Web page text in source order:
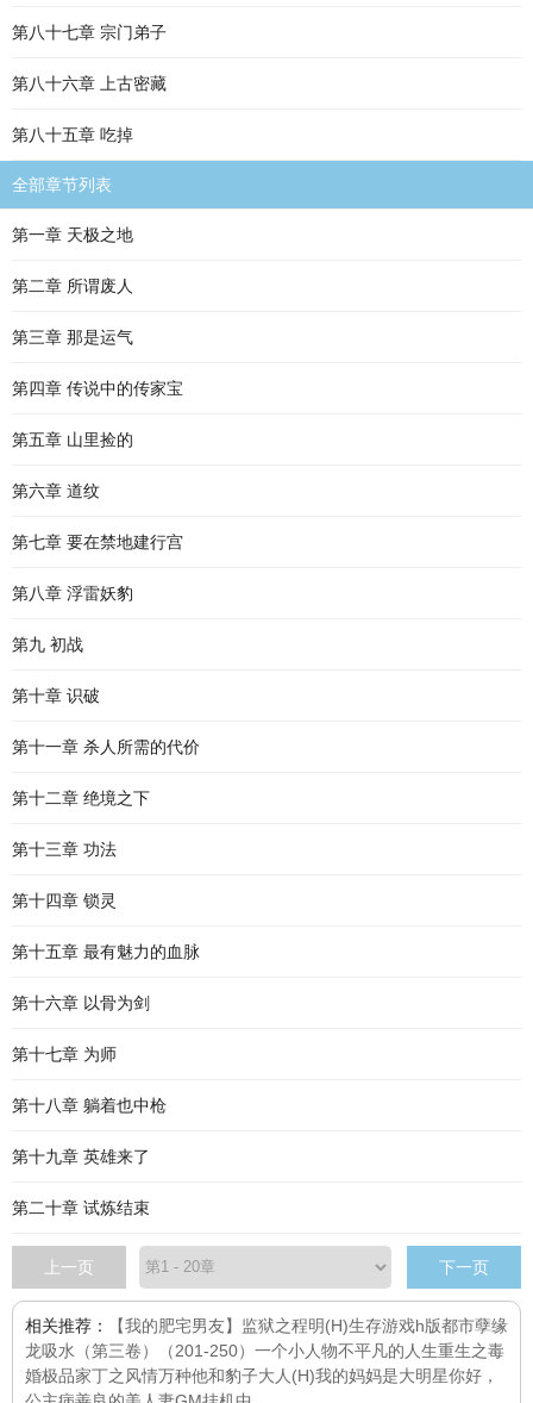
第八十七章 宗门弟子
第八十六章 上古密藏
第八十五章 吃掉
全部章节列表
第一章 天极之地
第二章 所谓废人
第三章 那是运气
第四章 传说中的传家宝
第五章 山里捡的
第六章 道纹
第七章 要在禁地建行宫
第八章 浮雷妖豹
第九 初战
第十章 识破
第十一章 杀人所需的代价
第十二章 绝境之下
第十三章 功法
第十四章 锁灵
第十五章 最有魅力的血脉
第十六章 以骨为剑
第十七章 为师
第十八章 躺着也中枪
第十九章 英雄来了
第二十章 试炼结束
上一页 下一页
相关推荐： 【我的肥宅男友】 监狱之程明(H)生存游戏h版都市孽缘
龙吸水（第三卷）（201-250） 一个小人物不平凡的人生重生之毒
婚极品家丁之风情万种他和豹子大人(H)我的妈妈是大明星你好，